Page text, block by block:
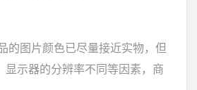
的图片颜色已尽量接近实物，但
显示器的分辨率不同等因素，商